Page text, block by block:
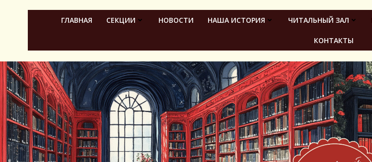
ГЛАВНАЯ СЕКЦИИ НОВОСТИ НАША ИСТОРИЯ ЧИТАЛЬНЫЙ ЗАЛ
КОНТАКТЫ